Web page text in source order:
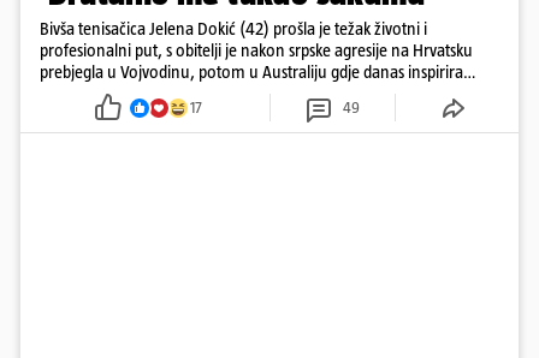
Bivša tenisačica Jelena Dokić (42) prošla je težak životni i
profesionalni put, s obitelji je nakon srpske agresije na Hrvatsku
prebjegla u Vojvodinu, potom u Australiju gdje danas inspirira
17 49